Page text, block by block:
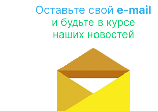
Оставьте свой e-mail
и будьте в курсе
наших новостей